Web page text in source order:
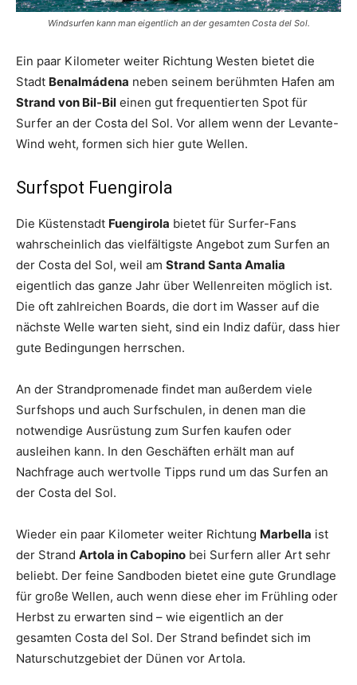
Windsurfen kann man eigentlich an der gesamten Costa del Sol.
Ein paar Kilometer weiter Richtung Westen bietet die
Stadt Benalmádena neben seinem berühmten Hafen am
Strand von Bil-Bil einen gut frequentierten Spot für
Surfer an der Costa del Sol. Vor allem wenn der Levante-
Wind weht, formen sich hier gute Wellen.
Surfspot Fuengirola
Die Küstenstadt Fuengirola bietet für Surfer-Fans
wahrscheinlich das vielfältigste Angebot zum Surfen an
der Costa del Sol, weil am Strand Santa Amalia
eigentlich das ganze Jahr über Wellenreiten möglich ist.
Die oft zahlreichen Boards, die dort im Wasser auf die
nächste Welle warten sieht, sind ein Indiz dafür, dass hier
gute Bedingungen herrschen.
An der Strandpromenade findet man außerdem viele
Surfshops und auch Surfschulen, in denen man die
notwendige Ausrüstung zum Surfen kaufen oder
ausleihen kann. In den Geschäften erhält man auf
Nachfrage auch wertvolle Tipps rund um das Surfen an
der Costa del Sol.
Wieder ein paar Kilometer weiter Richtung Marbella ist
der Strand Artola in Cabopino bei Surfern aller Art sehr
beliebt. Der feine Sandboden bietet eine gute Grundlage
für große Wellen, auch wenn diese eher im Frühling oder
Herbst zu erwarten sind – wie eigentlich an der
gesamten Costa del Sol. Der Strand befindet sich im
Naturschutzgebiet der Dünen vor Artola.